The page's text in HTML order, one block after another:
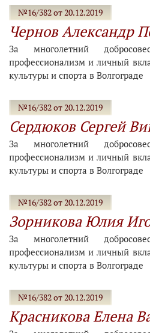
№16/382 от 20.12.2019
Чернов Александр
За многолетний
профессионализм и личный
культуры и спорта в Волгограде
№16/382 от 20.12.2019
Сердюков Сергей
За многолетний
профессионализм и личный
культуры и спорта в Волгограде
№16/382 от 20.12.2019
Зорникова Юлия
За многолетний
профессионализм и личный
культуры и спорта в Волгограде
№16/382 от 20.12.2019
Красникова Елена